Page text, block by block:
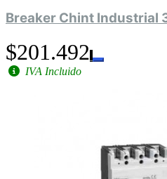
Breaker Chint Industrial
$201.492
IVA Incluido